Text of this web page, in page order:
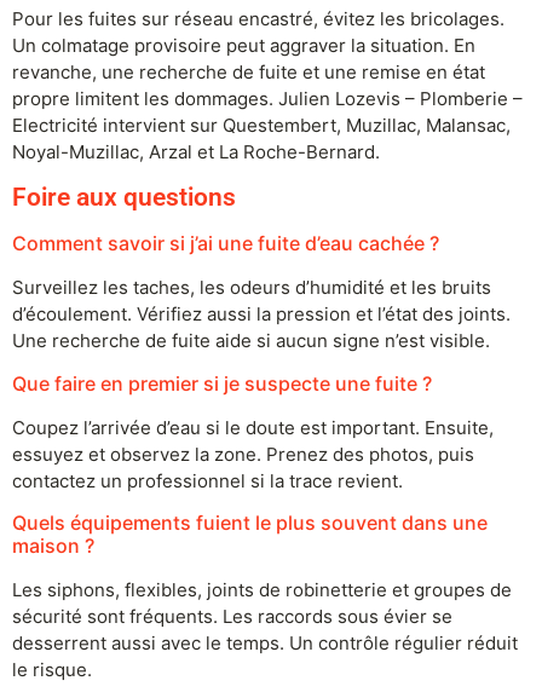
Pour les fuites sur réseau encastré, évitez les bricolages.
Un colmatage provisoire peut aggraver la situation. En
revanche, une recherche de fuite et une remise en état
propre limitent les dommages. Julien Lozevis – Plomberie –
Electricité intervient sur Questembert, Muzillac, Malansac,
Noyal-Muzillac, Arzal et La Roche-Bernard.
Foire aux questions
Comment savoir si j’ai une fuite d’eau cachée ?
Surveillez les taches, les odeurs d’humidité et les bruits
d’écoulement. Vérifiez aussi la pression et l’état des joints.
Une recherche de fuite aide si aucun signe n’est visible.
Que faire en premier si je suspecte une fuite ?
Coupez l’arrivée d’eau si le doute est important. Ensuite,
essuyez et observez la zone. Prenez des photos, puis
contactez un professionnel si la trace revient.
Quels équipements fuient le plus souvent dans une
maison ?
Les siphons, flexibles, joints de robinetterie et groupes de
sécurité sont fréquents. Les raccords sous évier se
desserrent aussi avec le temps. Un contrôle régulier réduit
le risque.